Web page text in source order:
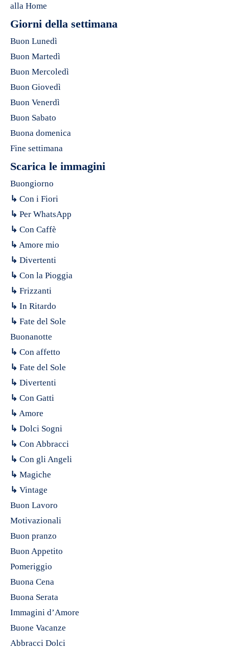
alla Home
Giorni della settimana
Buon Lunedì
Buon Martedì
Buon Mercoledì
Buon Giovedì
Buon Venerdì
Buon Sabato
Buona domenica
Fine settimana
Scarica le immagini
Buongiorno
↳ Con i Fiori
↳ Per WhatsApp
↳ Con Caffè
↳ Amore mio
↳ Divertenti
↳ Con la Pioggia
↳ Frizzanti
↳ In Ritardo
↳ Fate del Sole
Buonanotte
↳ Con affetto
↳ Fate del Sole
↳ Divertenti
↳ Con Gatti
↳ Amore
↳ Dolci Sogni
↳ Con Abbracci
↳ Con gli Angeli
↳ Magiche
↳ Vintage
Buon Lavoro
Motivazionali
Buon pranzo
Buon Appetito
Pomeriggio
Buona Cena
Buona Serata
Immagini d’Amore
Buone Vacanze
Abbracci Dolci